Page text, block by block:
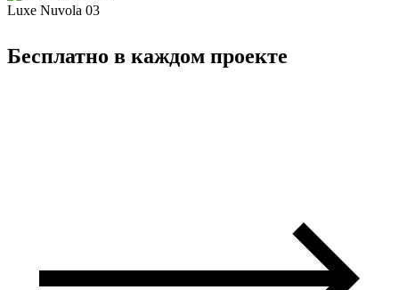
Luxe Nuvola 03
Бесплатно в каждом проекте